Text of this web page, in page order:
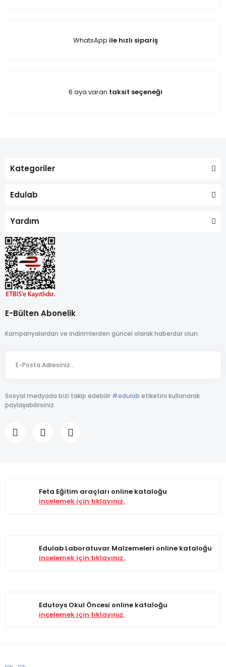
WhatsApp ile hızlı sipariş
6 aya varan taksit seçeneği
Kategoriler
Edulab
Yardım
E-Bülten Abonelik
Kampanyalardan ve indirimlerden güncel olarak haberdar olun.
Sosyal medyada bizi takip edebilir #edulab etiketini kullanarak
paylaşabilirsiniz.
Feta Eğitim araçları online kataloğu
incelemek için tıklayınız.
Edulab Laboratuvar Malzemeleri online kataloğu
incelemek için tıklayınız.
Edutoys Okul Öncesi online kataloğu
incelemek için tıklayınız.